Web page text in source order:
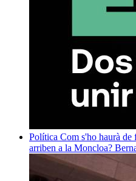
Política Com s'ho haurà
arriben a la Moncloa?